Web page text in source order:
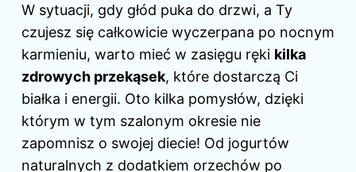
W sytuacji, gdy głód puka do drzwi, a Ty
czujesz się całkowicie wyczerpana po nocnym
karmieniu, warto mieć w zasięgu ręki kilka
zdrowych przekąsek, które dostarczą Ci
białka i energii. Oto kilka pomysłów, dzięki
którym w tym szalonym okresie nie
zapomnisz o swojej diecie! Od jogurtów
naturalnych z dodatkiem orzechów po